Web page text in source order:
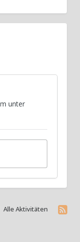
unter
Alle Aktivitäten